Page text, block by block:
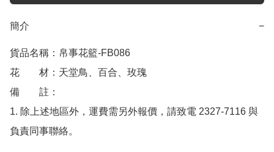
簡介 −
貨品名稱：帛事花籃-FB086
花　　材：天堂鳥、百合、玫瑰
備　　註：
1. 除上述地區外，運費需另外報價，請致電 2327-7116 與
負責同事聯絡。